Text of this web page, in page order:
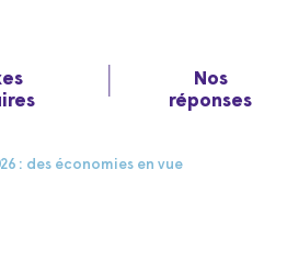
Nos
réponses
: des économies en vue